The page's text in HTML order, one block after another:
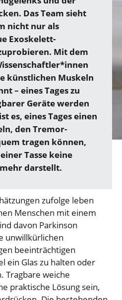
Das Team sieht
nicht nur als
Exoskelett-
Mit dem
künstlichen Muskeln
– eines Tages zu
Geräte werden
es, eines Tages einen
den Tremor-
tragen können,
Tasse keine
darstellt.
zufolge leben
Menschen mit einem
davon Parkinson
unwillkürlichen
beeinträchtigen
ein Glas zu halten oder
Tragbare weiche
praktische Lösung sein,